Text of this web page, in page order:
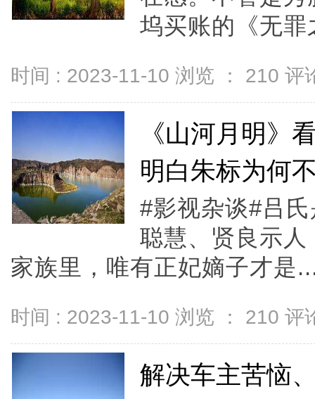
坞买账的《无
时间 : 2023-11-10 浏览 ： 210 评
《山河月明》
明白朱标为何
#影视杂谈#吕
聪慧、贤良示
家族里，唯有正妃嫡子才是
时间 : 2023-11-10 浏览 ： 210 评
解决车主苦恼